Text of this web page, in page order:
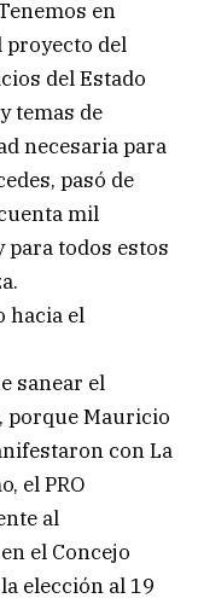
en
proyecto del
del Estado
temas de
necesaria para
pasó de
mil
para todos estos
hacia el
sanear el
porque Mauricio
con La
el PRO
al
el Concejo
elección al 19